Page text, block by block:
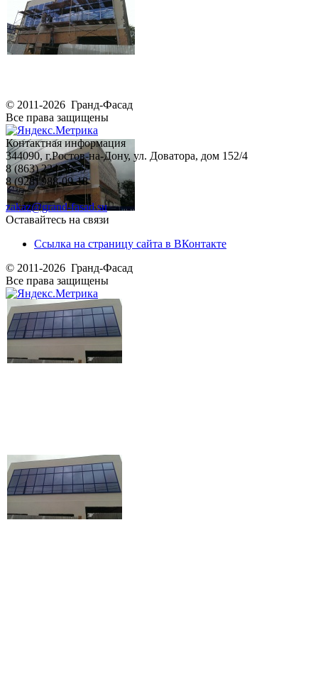
© 2011-2026 Гранд-Фасад
Все права защищены
Контактная информация
344090, г.Ростов-на-Дону, ул. Доватора, дом 152/4
8 (863) 224-56-77
8 (928) 988-09-18
zakaz@grand-fasad.su
Оставайтесь на связи
Ссылка на страницу сайта в ВКонтакте
© 2011-2026 Гранд-Фасад
Все права защищены